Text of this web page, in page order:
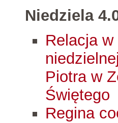
Niedziela
Relacja
Piotra w
Świętego
Regina